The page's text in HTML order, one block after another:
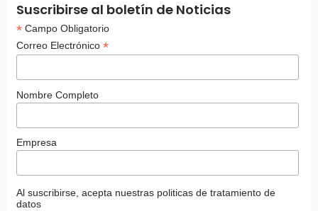
Suscribirse al boletín de Noticias
*Campo Obligatorio
Correo Electrónico *
Nombre Completo
Empresa
Al suscribirse, acepta nuestras politicas de tratamiento de
datos